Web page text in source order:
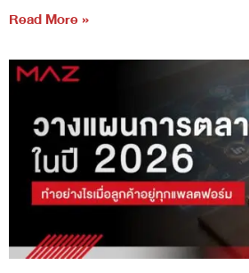
Read More »